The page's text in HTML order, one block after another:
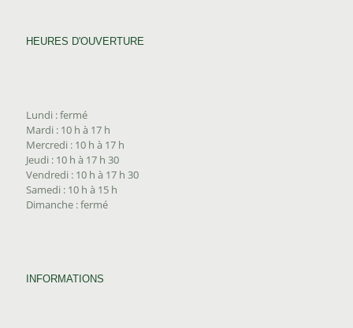
HEURES D'OUVERTURE
Lundi : fermé
Mardi : 10 h à 17 h
Mercredi : 10 h à 17 h
Jeudi : 10 h à 17 h 30
Vendredi : 10 h à 17 h 30
Samedi : 10 h à 15 h
Dimanche : fermé
INFORMATIONS